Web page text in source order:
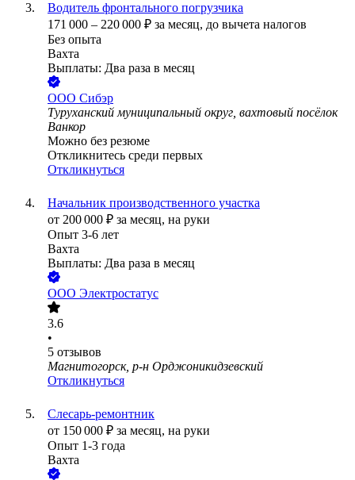
Водитель фронтального погрузчика
171 000 – 220 000 ₽ за месяц, до вычета налогов
Без опыта
Вахта
Выплаты: Два раза в месяц
ООО Сибэр
Туруханский муниципальный округ, вахтовый посёлок
Ванкор
Можно без резюме
Откликнитесь среди первых
Откликнуться
Начальник производственного участка
от 200 000 ₽ за месяц, на руки
Опыт 3-6 лет
Вахта
Выплаты: Два раза в месяц
ООО Электростатус
3.6
•
5 отзывов
Магнитогорск, р-н Орджоникидзевский
Откликнуться
Слесарь-ремонтник
от 150 000 ₽ за месяц, на руки
Опыт 1-3 года
Вахта